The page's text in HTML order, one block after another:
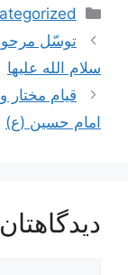
دسته‌ها
ناوبری
نوشته‌ها
توسّل
سلام الله علیها
قیام مختار
امام حسین (ع)